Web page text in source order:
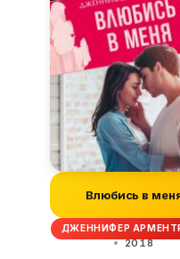
Влюбись в
ДЖЕННИФЕР
2018